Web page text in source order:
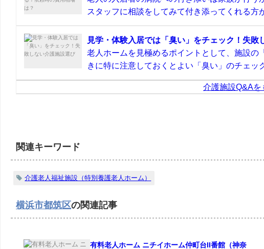
スタッフに相談をしてみて付き添ってくれる方
見学・体験入居では「臭い」をチェック！失敗
老人ホームを見極めるポイントとして、施設の
きに特に注意しておくとよい「臭い」のチェッ
介護施設Q&Aを
関連キーワード
介護老人福祉施設（特別養護老人ホーム）
横浜市都筑区の関連記事
有料老人ホーム ニチイホーム仲町台II番館（神奈